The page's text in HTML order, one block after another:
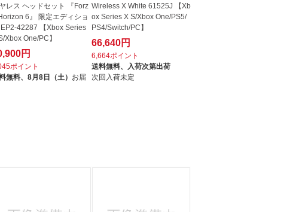
レス ヘッドセット 『Forz
6』 限定エディショ
EP2-42287 【Xbox Series
Xbox One/PC】
円
ポイント
無料、8月8日（土） お届
Wireless X White 61525J 【Xb
ox Series X S/Xbox One/PS5/
PS4/Switch/PC】
66,640円
6,664ポイント
送料無料、
入荷次第出荷
次回入荷未定